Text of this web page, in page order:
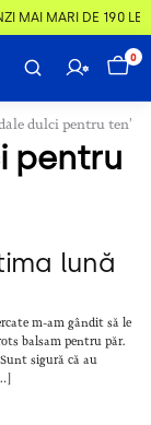
MAI MARI DE 190 LEI
0
dulci pentru ten”
pentru
lună
m-am gândit să le
balsam pentru păr.
sigură că au